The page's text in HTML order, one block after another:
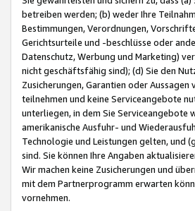
betreiben werden; (b) weder Ihre
Bestimmungen, Verordnungen,
Gerichtsurteile und -beschlüsse oder
Datenschutz, Werbung und Marketing)
nicht geschäftsfähig sind); (d) Sie den
Zusicherungen, Garantien oder
teilnehmen und keine Serviceangebote
unterliegen, in dem Sie Serviceangebote
amerikanische Ausfuhr- und
Technologie und Leistungen gelten, und
sind. Sie können Ihre Angaben
Wir machen keine Zusicherungen und
mit dem Partnerprogramm erwarten
vornehmen.